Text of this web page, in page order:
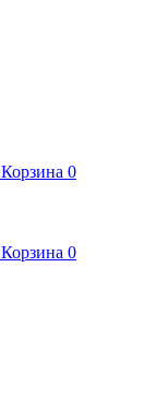
Корзина 0
Корзина 0